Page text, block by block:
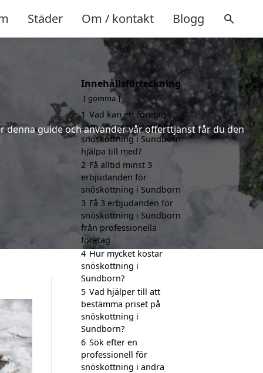
Städer Om / kontakt Blogg
guide och använder vår offerttjänst får du den
Innehållsförteckning
gömma
1 Vad kan ett företag
som är specialiserat på
snöskottning i Sundborn
hjälpa till med?
2 Få alltid minst 3
erbjudanden för
snöskottning i Sundborn
3 Få 3 erbjudanden för
snöskottning i Sundborn
från professionella
företag
4 Hur mycket kostar
snöskottning i
Sundborn?
5 Vad hjälper till att
bestämma priset på
snöskottning i
Sundborn?
6 Sök efter en
professionell för
snöskottning i andra